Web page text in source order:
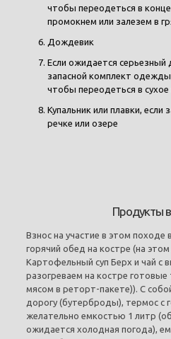
чтобы переодеться в
промокнем или залезем в
Дождевик
Если ожидается
запасной комплект
чтобы переодеться в
Купальник или плавки, если
речке или озере
Продукты
Взнос на участие в этом
горячий обед на костре (на
Картофельный суп Берх и чай с
разогреваем на костре готовые
мясом в реторт-пакете)). С
дорогу (бутерброды), термос с
желательно емкостью 1 литр
ожидается холодная погода),